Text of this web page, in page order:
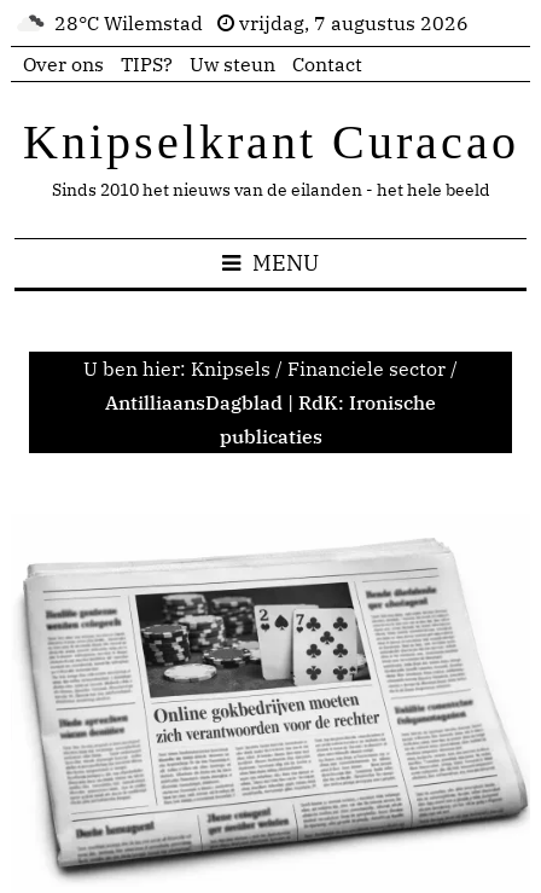
28°C Wilemstad
vrijdag, 7 augustus 2026
Over ons
TIPS? Uw steun Contact
Knipselkrant Curacao
Sinds 2010 het nieuws van de eilanden - het hele beeld
MENU
U ben hier: Knipsels / Financiele sector /
AntilliaansDagblad | RdK: Ironische
publicaties